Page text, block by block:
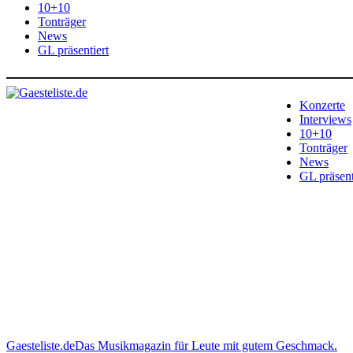
10+10
Tonträger
News
GL präsentiert
Konzerte
Interviews
10+10
Tonträger
News
GL
Gaesteliste.deDas Musikmagazin für Leute mit gutem Geschmack.